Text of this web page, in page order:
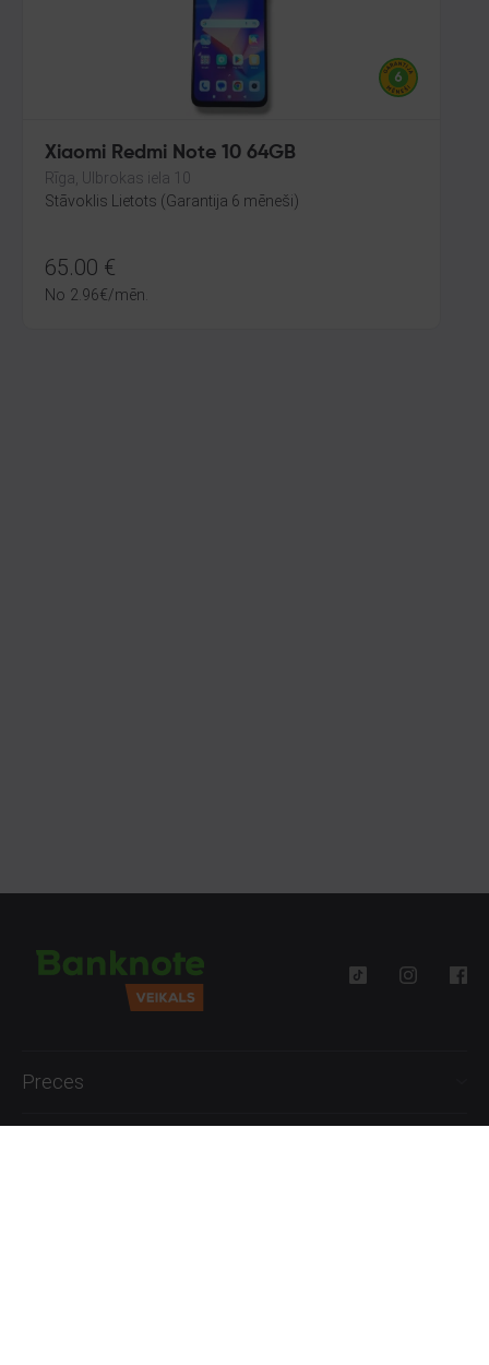
Xiaomi Redmi Note 10 64GB
Rīga, Ulbrokas iela 10
Stāvoklis Lietots (Garantija 6 mēneši)
65.00 €
No 2.96€/mēn.
Preces